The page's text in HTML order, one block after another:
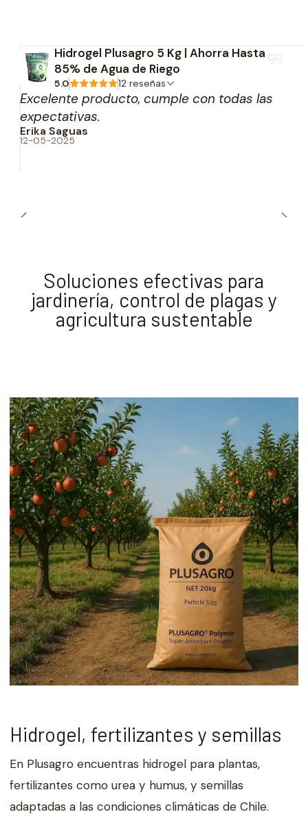
Hidrogel Plusagro 5 Kg | Ahorra Hasta
85% de Agua de Riego
5.0 12 reseñas
Excelente producto, cumple con todas las
expectativas.
Erika Saguas
12-05-2025
Soluciones efectivas para
jardinería, control de plagas y
agricultura sustentable
Hidrogel, fertilizantes y semillas
En Plusagro encuentras hidrogel para plantas,
fertilizantes como urea y humus, y semillas
adaptadas a las condiciones climáticas de Chile.